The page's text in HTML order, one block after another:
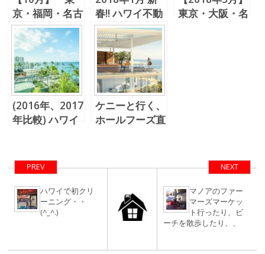
京・福岡・名古
屋・大阪 ハワ
イ不動産個別相
談会
春!! ハワイ不動
産個別相談会
＋ゴルフ＆ゆる
い集まり
東京・大阪・名
(2016年、2017
年比較) ハワイ
ールスボリュー
ム
ケニーと行く、
ホールフーズ直
PREV
ハワイで初クリ
ーニング・・
(^_^.)
NEXT
マノアのファー
マーズマーケッ
ト行ったり、ビ
ーチを散歩したり、、